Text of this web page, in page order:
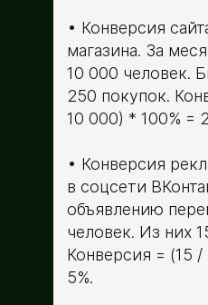
Конверсия
магазина. За
10 000 человек.
250 покупок.
10 000) * 100% =
Конверсия
в соцсети
объявлению
человек. Из них
Конверсия = (15 /
5%.